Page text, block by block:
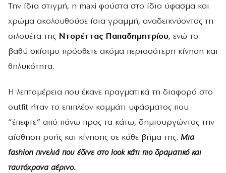
Την ίδια στιγμή, η maxi φούστα στο ίδιο ύφασμα και
χρώμα ακολουθούσε ίσια γραμμή, αναδεικνύοντας τη
σιλουέτα της Ντορέττας Παπαδημητρίου, ενώ το
βαθύ σκίσιμο πρόσθετε ακόμα περισσότερη κίνηση και
θηλυκότητα.
Η λεπτομέρεια που έκανε πραγματικά τη διαφορά στο
outfit ήταν το επιπλέον κομμάτι υφάσματος που
“έπεφτε” από πάνω προς τα κάτω, δημιουργώντας την
αίσθηση ροής και κίνησης σε κάθε βήμα της. Μια
fashion πινελιά που έδινε στο look κάτι πιο δραματικό και
ταυτόχρονα αέρινο.